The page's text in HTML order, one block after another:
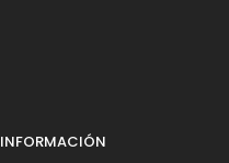
INFORMACIÓN